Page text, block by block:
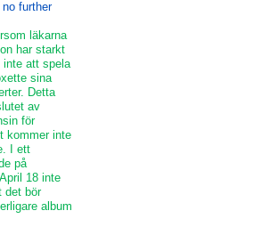
further
läkarna
har starkt
inte att spela
sina
Detta
av
för
kommer inte
I ett
på
18 inte
det bör
album